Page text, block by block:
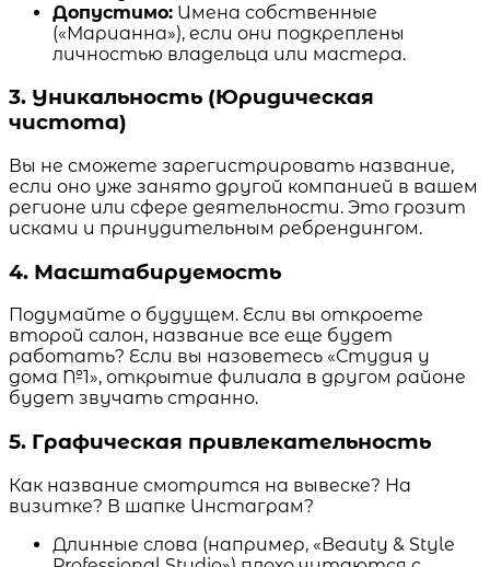
Допустимо: Имена собственные
(«Марианна»), если они подкреплены
личностью владельца или мастера.
3. Уникальность (Юридическая
чистота)
Вы не сможете зарегистрировать название,
если оно уже занято другой компанией в вашем
регионе или сфере деятельности. Это грозит
исками и принудительным ребрендингом.
4. Масштабируемость
Подумайте о будущем. Если вы откроете
второй салон, название все еще будет
работать? Если вы назоветесь «Студия у
дома №1», открытие филиала в другом районе
будет звучать странно.
5. Графическая привлекательность
Как название смотрится на вывеске? На
визитке? В шапке Инстаграм?
Длинные слова (например, «Beauty & Style